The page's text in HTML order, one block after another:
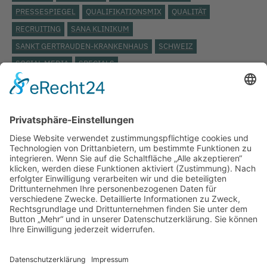
PRESSESPIEGEL
QUALIFIKATIONSMIX
QUALITÄT
RECRUITING
SANA KLINIKUM
SANKT GERTRAUDEN-KRANKENHAUS
SCHWEIZ
SOCIAL MEDIA
SPECIALS
STÄDTISCHES KLINIKUM LÜNEBURG
UKB
UKRAINE
VERANSTALTUNG
VERBAND DER ERSATZKASSEN
VEREINBARKEIT
VIDEO
VIELFALT
VIVANTES WEITERBILDUNG
WERTSCHÄTZUNG
WIEDEREINSTIEG
WISSENSCHAFT
WISSENSWERT
ZEITARBEIT